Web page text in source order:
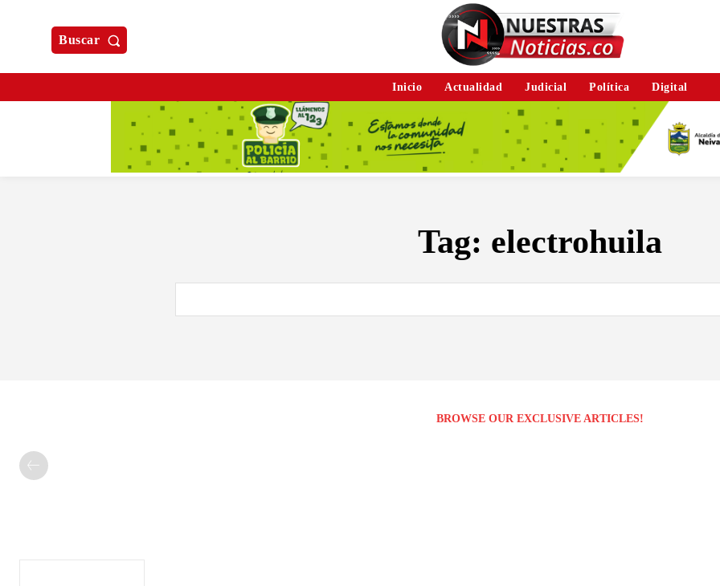
Buscar
Inicio Actualidad Judicial Política Digital
Tag: electrohuila
BROWSE OUR EXCLUSIVE ARTICLES!